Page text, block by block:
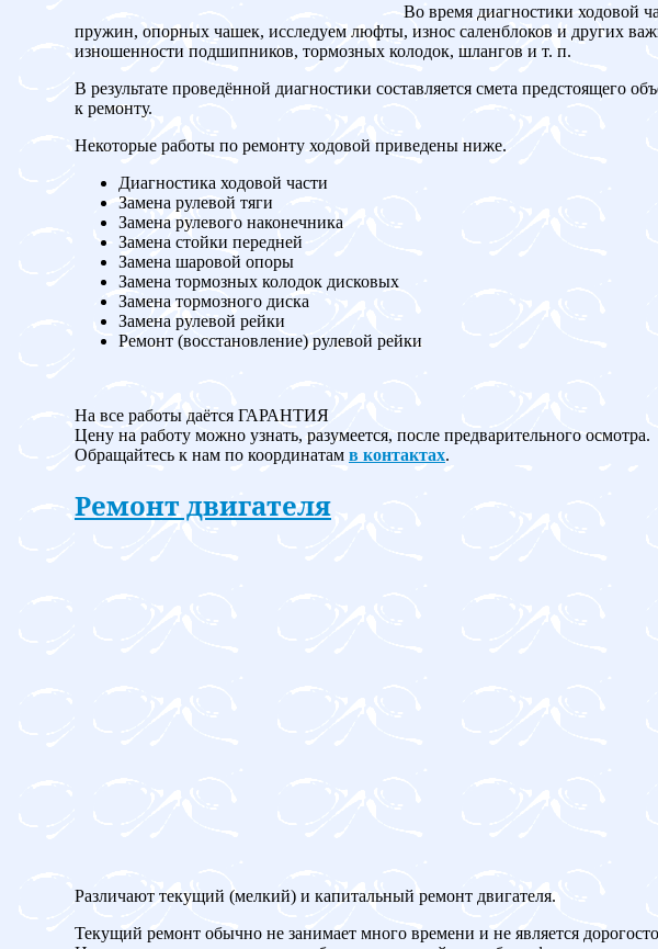
Во время диагностики ходовой
пружин, опорных чашек, исследуем люфты, износ саленблоков и других
изношенности подшипников, тормозных колодок, шлангов и т. п.
В результате проведённой диагностики составляется смета предстоящего
к ремонту.
Некоторые работы по ремонту ходовой приведены ниже.
Диагностика ходовой части
Замена рулевой тяги
Замена рулевого наконечника
Замена стойки передней
Замена шаровой опоры
Замена тормозных колодок дисковых
Замена тормозного диска
Замена рулевой рейки
Ремонт (восстановление) рулевой рейки
На все работы даётся ГАРАНТИЯ
Цену на работу можно узнать, разумеется, после предварительного осмотра.
Обращайтесь к нам по координатам в контактах.
Ремонт двигателя
Различают текущий (мелкий) и капитальный ремонт двигателя.
Текущий ремонт обычно не занимает много времени и не является